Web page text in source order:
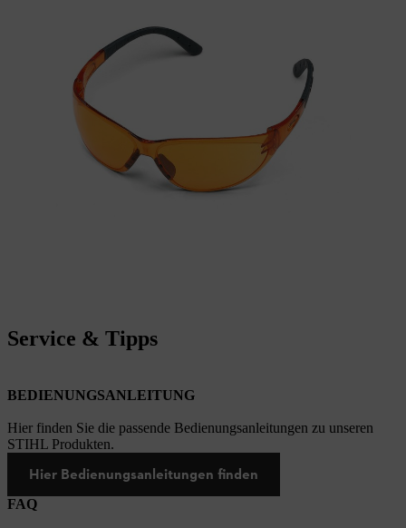
Service & Tipps
BEDIENUNGSANLEITUNG
Hier finden Sie die passende Bedienungsanleitungen zu unseren
STIHL Produkten.
Hier Bedienungsanleitungen finden
FAQ